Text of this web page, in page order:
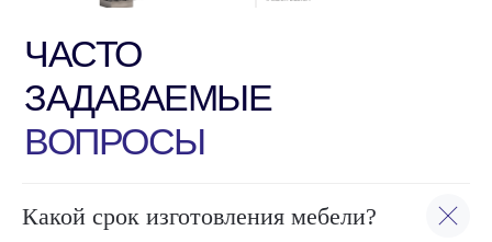
ЧАСТО
ЗАДАВАЕМЫЕ
ВОПРОСЫ
Какой cрок изготовления мебели?